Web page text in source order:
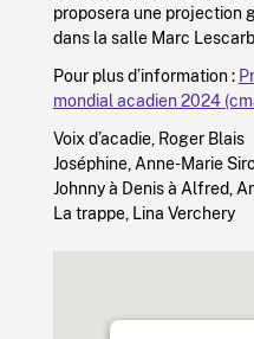
proposera une projection
dans la salle Marc
Pour plus d’information :
mondial acadien 2024
Voix d’acadie, Roger Blais
Joséphine, Anne-Marie
Johnny à Denis à Alfred,
La trappe, Lina Verchery